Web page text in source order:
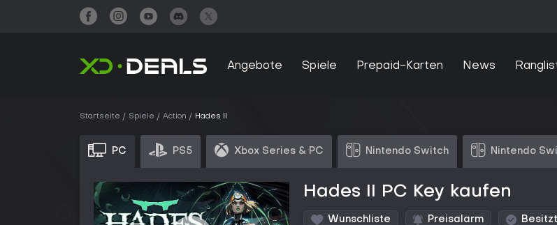
Angebote Spiele Prepaid-Karten News
Startseite Spiele Action Hades II
PC PS5 Xbox Series & PC Nintendo Switch Nintendo
Hades II PC Key kaufen
Wunschliste Preisalarm Besitzt